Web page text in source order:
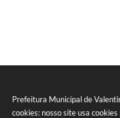
Prefeitura Municipal de
cookies: nosso site usa